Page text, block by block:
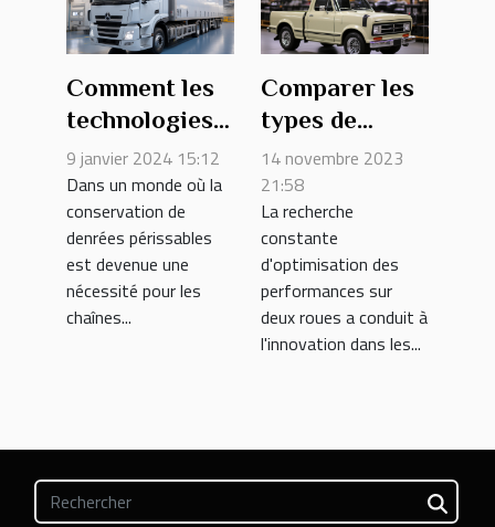
Comment les
technologies
d'isolation
thermique
évoluent dans
les camions
frigorifiques
9 janvier 2024 15:12
Dans un monde où la
conservation de
denrées périssables
est devenue une
nécessité pour les
chaînes...
Comparer les
types de
Quick-Shifter :
mécaniques vs
électroniques
14 novembre 2023
21:58
La recherche
constante
d'optimisation des
performances sur
deux roues a conduit à
l'innovation dans les...